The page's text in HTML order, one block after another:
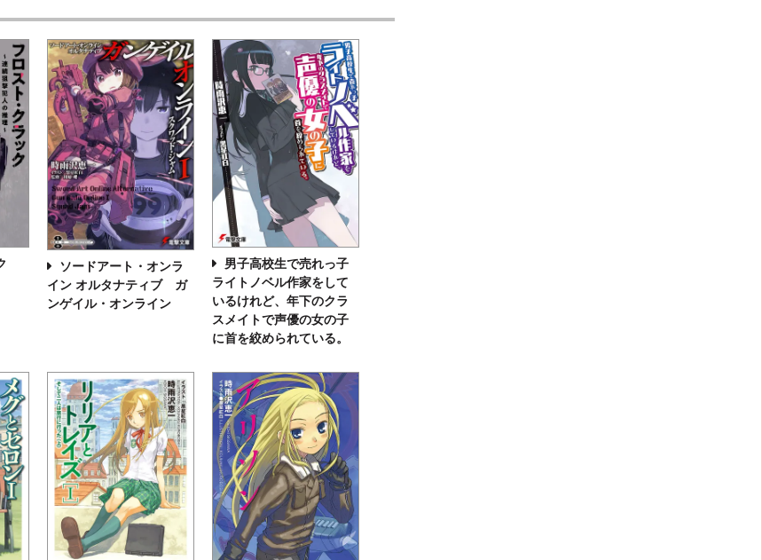
ソードアート・オンラ
イン オルタナティブ ガ
ンゲイル・オンライン
男子高校生で売れっ子
ライトノベル作家をして
いるけれど、年下のクラ
スメイトで声優の女の子
に首を絞められている。